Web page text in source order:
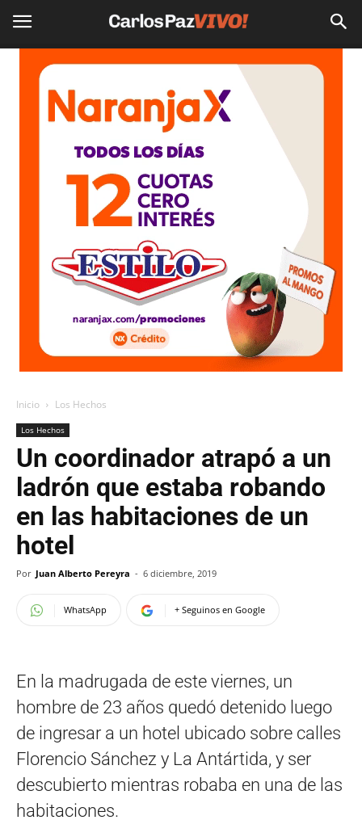
Inicio Los Hechos
Los Hechos
Un coordinador atrapó a un
ladrón que estaba robando
en las habitaciones de un
hotel
Por Juan Alberto Pereyra - 6 diciembre, 2019
WhatsApp + Seguinos en Google
En la madrugada de este viernes, un
hombre de 23 años quedó detenido luego
de ingresar a un hotel ubicado sobre calles
Florencio Sánchez y La Antártida, y ser
descubierto mientras robaba en una de las
habitaciones.